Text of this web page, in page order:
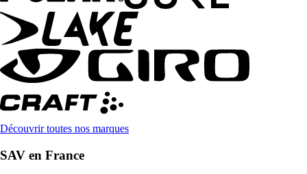
Découvrir toutes nos marques
SAV en France